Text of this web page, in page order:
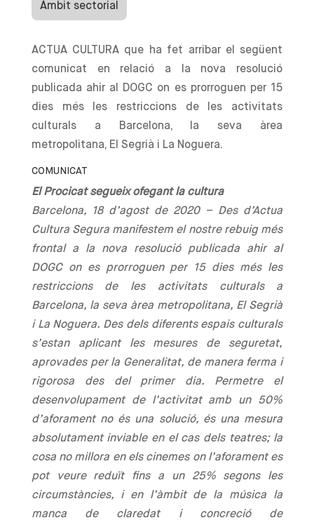
Àmbit sectorial
ACTUA CULTURA que ha fet arribar el següent
comunicat en relació a la nova resolució
publicada ahir al DOGC on es prorroguen per 15
dies més les restriccions de les activitats
culturals a Barcelona, la seva àrea
metropolitana, El Segrià i La Noguera.
COMUNICAT
El Procicat segueix ofegant la cultura
Barcelona, 18 d’agost de 2020 – Des d’Actua
Cultura Segura manifestem el nostre rebuig més
frontal a la nova resolució publicada ahir al
DOGC on es prorroguen per 15 dies més les
restriccions de les activitats culturals a
Barcelona, la seva àrea metropolitana, El Segrià
i La Noguera. Des dels diferents espais culturals
s’estan aplicant les mesures de seguretat,
aprovades per la Generalitat, de manera ferma i
rigorosa des del primer dia. Permetre el
desenvolupament de l’activitat amb un 50%
d’aforament no és una solució, és una mesura
absolutament inviable en el cas dels teatres; la
cosa no millora en els cinemes on l’aforament es
pot veure reduït fins a un 25% segons les
circumstàncies, i en l’àmbit de la música la
manca de claredat i concreció de